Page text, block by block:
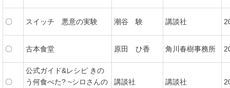
〇 スイッチ 悪意の実験 潮谷 験 講談社
〇 古本食堂 原田 ひ香 角川春樹事務所
〇
公式ガイド&レシピ きの
う何食べた? ~シロさんの
講談社 講談社